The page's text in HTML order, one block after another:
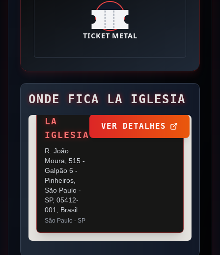
ONDE FICA LA IGLESIA
LA
IGLESIA
R. João
Moura, 515 -
Galpão 6 -
Pinheiros,
São Paulo -
SP, 05412-
001, Brasil
São Paulo - SP
VER DETALHES